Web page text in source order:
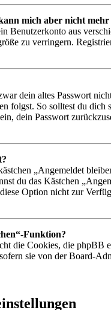
mich aber nicht mehr
Benutzerkonto aus
zu verringern.
dein altes Passwort
folgst. So solltest du dich
dein Passwort
„Angemeldet
du das Kästchen
Option nicht zur
Funktion?
die Cookies, die
sie von der Board-